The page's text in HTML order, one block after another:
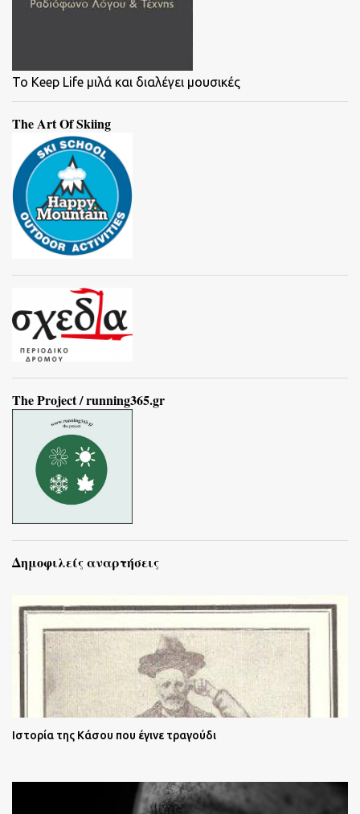
To Keep Life μιλά και διαλέγει μουσικές
The Art Of Skiing
The Project / running365.gr
Δημοφιλείς αναρτήσεις
Ιστορία της Κάσου που έγινε τραγούδι